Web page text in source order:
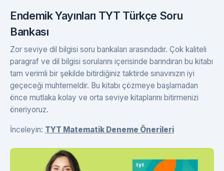
Endemik Yayınları TYT Türkçe Soru
Bankası
Zor seviye dil bilgisi soru bankaları arasındadır. Çok kaliteli
paragraf ve dil bilgisi sorularını içerisinde barındıran bu kitabı
tam verimli bir şekilde bitirdiğiniz taktirde sınavınızın iyi
geçeceği muhtemeldir. Bu kitabı çözmeye başlamadan
önce mutlaka kolay ve orta seviye kitaplarını bitirmenizi
öneriyoruz.
İnceleyin: TYT Matematik Deneme Önerileri